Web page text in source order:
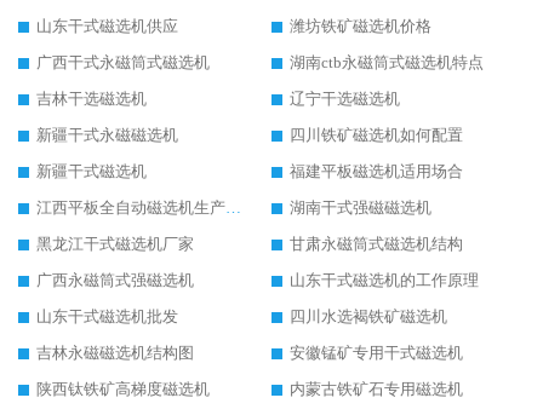
山东干式磁选机供应
潍坊铁矿磁选机价格
广西干式永磁筒式磁选机
湖南ctb永磁筒式磁选机特点
吉林干选磁选机
辽宁干选磁选机
新疆干式永磁磁选机
四川铁矿磁选机如何配置
新疆干式磁选机
福建平板磁选机适用场合
江西平板全自动磁选机生产厂家
湖南干式强磁磁选机
黑龙江干式磁选机厂家
甘肃永磁筒式磁选机结构
广西永磁筒式强磁选机
山东干式磁选机的工作原理
山东干式磁选机批发
四川水选褐铁矿磁选机
吉林永磁磁选机结构图
安徽锰矿专用干式磁选机
陕西钛铁矿高梯度磁选机
内蒙古铁矿石专用磁选机